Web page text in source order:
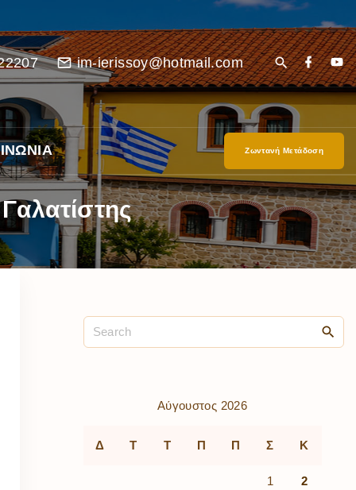
im-ierissoy@hotmail.com
Ζωντανή Μετάδοση
Αύγουστος 2026
Δ Τ Τ Π Π Σ Κ
1 2